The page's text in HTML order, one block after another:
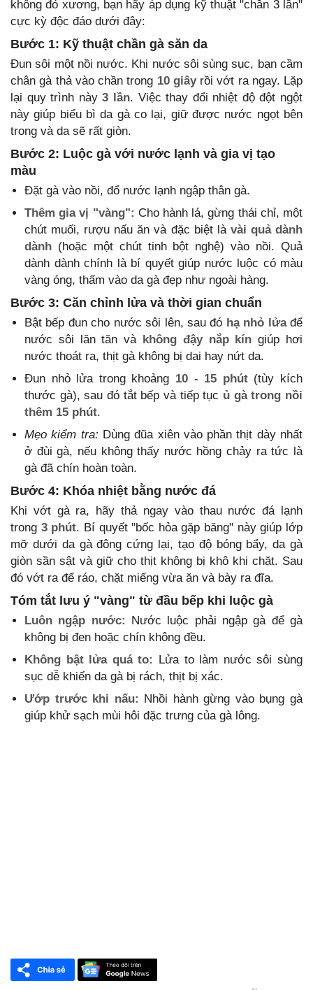
không đỏ xương, bạn hãy áp dụng kỹ thuật "chần 3 lần"
cực kỳ độc đáo dưới đây:
Bước 1: Kỹ thuật chần gà săn da
Đun sôi một nồi nước. Khi nước sôi sùng sục, bạn cầm
chân gà thả vào chần trong 10 giâyrồi vớt ra ngay. Lặp
lại quy trình này3 lần. Việc thay đổi nhiệt độ đột ngột
này giúp biểu bì da gà co lại, giữ được nước ngọt bên
trong và da sẽ rất giòn.
Bước 2: Luộc gà với nước lạnh và gia vị tạo
màu
Đặt gà vào nồi, đổ nước lạnh ngập thân gà.
Thêm gia vị "vàng": Cho hành lá, gừng thái chỉ, một
chút muối, rượu nấu ăn và đặc biệt là vài quả dành
dành (hoặc một chút tinh bột nghệ) vào nồi. Quả
dành dành chính là bí quyết giúp nước luộc có màu
vàng óng, thấm vào da gà đẹp như ngoài hàng.
Bước 3: Căn chỉnh lửa và thời gian chuẩn
Bật bếp đun cho nước sôi lên, sau đó hạ nhỏ lửađể
nước sôi lăn tăn và không đậy nắp kín giúp hơi
nước thoát ra, thịt gà không bị dai hay nứt da.
Đun nhỏ lửa trong khoảng 10 - 15 phút(tùy kích
thước gà), sau đó tắt bếp và tiếp tục ủ gà trong nồi
thêm 15 phút.
Mẹo kiểm tra: Dùng đũa xiên vào phần thịt dày nhất
ở đùi gà, nếu không thấy nước hồng chảy ra tức là
gà đã chín hoàn toàn.
Bước 4: Khóa nhiệt bằng nước đá
Khi vớt gà ra, hãy thả ngay vào thau nước đá lạnh
trong 3 phút. Bí quyết "bốc hỏa gặp băng" này giúp lớp
mỡ dưới da gà đông cứng lại, tạo độ bóng bẩy, da gà
giòn sần sật và giữ cho thịt không bị khô khi chặt. Sau
đó vớt ra để ráo, chặt miếng vừa ăn và bày ra đĩa.
Tóm tắt lưu ý "vàng" từ đầu bếp khi luộc gà
Luôn ngập nước: Nước luộc phải ngập gà để gà
không bị đen hoặc chín không đều.
Không bật lửa quá to: Lửa to làm nước sôi sùng
sục dễ khiến da gà bị rách, thịt bị xác.
Ướp trước khi nấu: Nhồi hành gừng vào bụng gà
giúp khử sạch mùi hôi đặc trưng của gà lông.